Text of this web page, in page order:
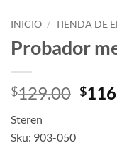
INICIO / TIENDA DE
Probador
$129.00 $
Steren
Sku: 903-050